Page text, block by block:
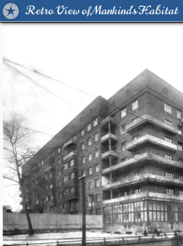
Retro View of Mankind's Habitat